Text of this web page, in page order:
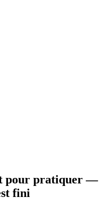
pour pratiquer —
fini